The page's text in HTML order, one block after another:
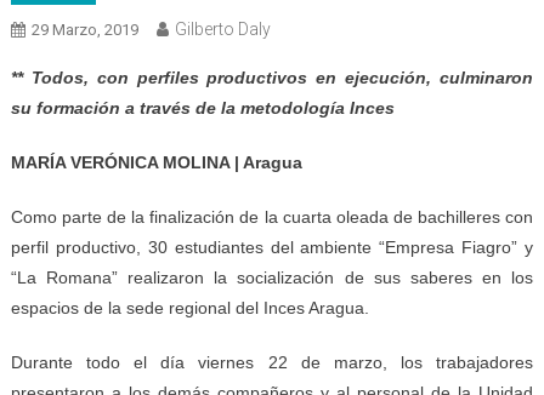
29 Marzo, 2019 Gilberto Daly
** Todos, con perfiles productivos en ejecución, culminaron
su formación a través de la metodología Inces
MARÍA VERÓNICA MOLINA | Aragua
Como parte de la finalización de la cuarta oleada de bachilleres con
perfil productivo, 30 estudiantes del ambiente “Empresa Fiagro” y
“La Romana” realizaron la socialización de sus saberes en los
espacios de la sede regional del Inces Aragua.
Durante todo el día viernes 22 de marzo, los trabajadores